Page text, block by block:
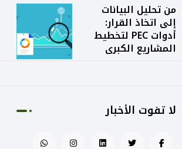
من تحليل البيانات
إلى اتخاذ القرار:
أدوات PEC لتخطيط
المشاريع الكبرى
الاستدامة الاقتصادية
توازن PEC بين
لا تفوت الأخبار